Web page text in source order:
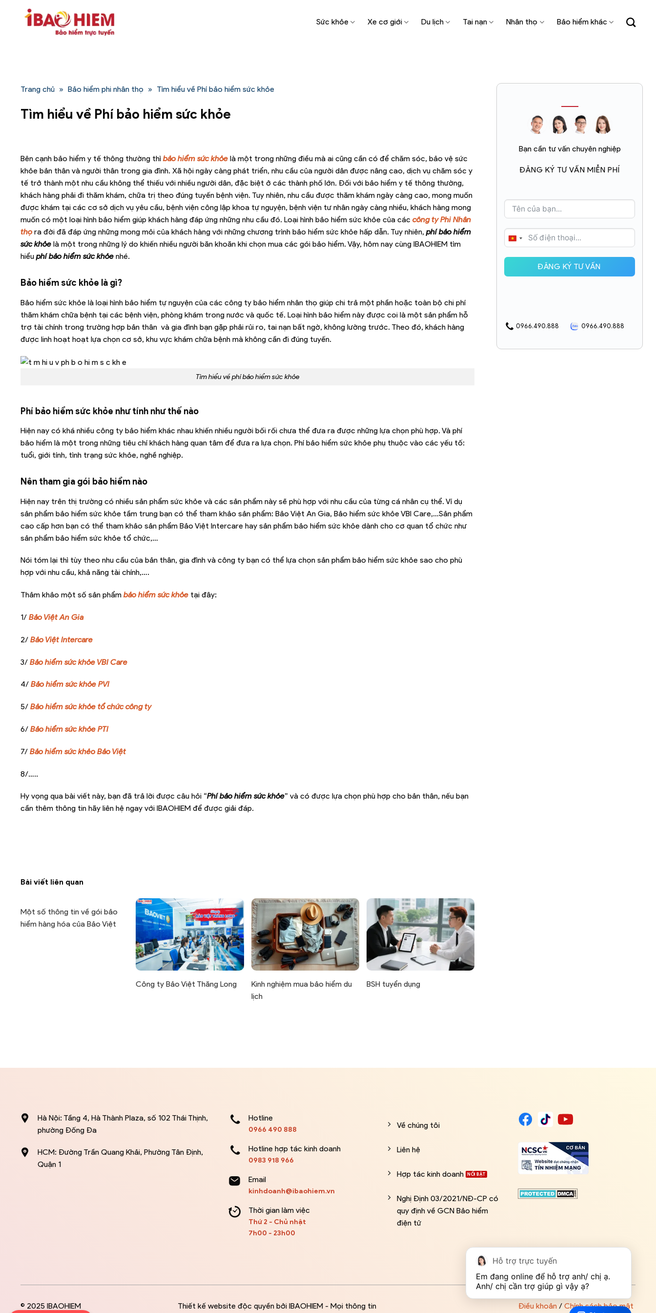
Sức khỏe Xe cơ giới Du lịch Tai nạn Nhân thọ Bảo hiểm khác
Trang chủ » Bảo hiểm phi nhân thọ » Tìm hiểu về Phí bảo hiểm sức khỏe
Tìm hiểu về Phí bảo hiểm sức khỏe
Bên cạnh bảo hiểm y tế thông thường thì bảo hiểm sức khỏe là một trong những điều mà ai cũng cần có để chăm sóc, bảo vệ sức
khỏe bản thân và người thân trong gia đình. Xã hội ngày càng phát triển, nhu cầu của người dân được nâng cao, dịch vụ chăm sóc y
tế trở thành một nhu cầu không thể thiếu với nhiều người dân, đặc biệt ở các thành phố lớn. Đối với bảo hiểm y tế thông thường,
khách hàng phải đi thăm khám, chữa trị theo đúng tuyến bệnh viện. Tuy nhiên, nhu cầu được thăm khám ngày càng cao, mong muốn
được khám tại các cơ sở dịch vụ yêu cầu, bệnh viện công lập khoa tự nguyện, bệnh viện tư nhân ngày càng nhiều, khách hàng mong
muốn có một loại hình bảo hiểm giúp khách hàng đáp ứng những nhu cầu đó. Loại hình bảo hiểm sức khỏe của các công ty Phi Nhân
thọ ra đời đã đáp ứng những mong mỏi của khách hàng với những chương trình bảo hiểm sức khỏe hấp dẫn. Tuy nhiên, phí bảo hiểm
sức khỏe là một trong những lý do khiến nhiều người băn khoăn khi chọn mua các gói bảo hiểm. Vậy, hôm nay cùng IBAOHIEM tìm
hiểu phí bảo hiểm sức khỏe nhé.
Bảo hiểm sức khỏe là gì?
Bảo hiểm sức khỏe là loại hình bảo hiểm tự nguyện của các công ty bảo hiểm nhân thọ giúp chi trả một phần hoặc toàn bộ chi phí
thăm khám chữa bệnh tại các bệnh viện, phòng khám trong nước và quốc tế. Loại hình bảo hiểm này được coi là một sản phẩm hỗ
trợ tài chính trong trường hợp bản thân và gia đình bạn gặp phải rủi ro, tai nạn bất ngờ, không lường trước. Theo đó, khách hàng
được linh hoạt hoạt lựa chọn cơ sở, khu vực khám chữa bệnh mà không cần đi đúng tuyến.
Tìm hiểu về phí bảo hiểm sức khỏe
Phí bảo hiểm sức khỏe như tính như thế nào
Hiện nay có khá nhiều công ty bảo hiểm khác nhau khiến nhiều người bối rối chưa thể đưa ra được những lựa chọn phù hợp. Và phí
bảo hiểm là một trong những tiêu chí khách hàng quan tâm để đưa ra lựa chọn. Phí bảo hiểm sức khỏe phụ thuộc vào các yếu tố:
tuổi, giới tính, tình trạng sức khỏe, nghề nghiệp.
Nên tham gia gói bảo hiểm nào
Hiện nay trên thị trường có nhiều sản phẩm sức khỏe và các sản phẩm này sẽ phù hợp với nhu cầu của từng cá nhân cụ thể. Ví dụ
sản phẩm bảo hiểm sức khỏe tầm trung bạn có thể tham khảo sản phẩm: Bảo Việt An Gia, Bảo hiểm sức khỏe VBI Care,…Sản phẩm
cao cấp hơn bạn có thể tham khảo sản phẩm Bảo Việt Intercare hay sản phẩm bảo hiểm sức khỏe dành cho cơ quan tổ chức như
sản phẩm bảo hiểm sức khỏe tổ chức,…
Nói tóm lại thì tùy theo nhu cầu của bản thân, gia đình và công ty bạn có thể lựa chọn sản phẩm bảo hiểm sức khỏe sao cho phù
hợp với nhu cầu, khả năng tài chính,….
Thảm khảo một số sản phẩm bảo hiểm sức khỏe tại đây:
1/ Bảo Việt An Gia
2/ Bảo Việt Intercare
3/ Bảo hiểm sức khỏe VBI Care
4/ Bảo hiểm sức khỏe PVI
5/ Bảo hiểm sức khỏe tổ chức công ty
6/ Bảo hiểm sức khỏe PTI
7/ Bảo hiểm sức khẻo Bảo Việt
8/…..
Hy vọng qua bài viết này, bạn đã trả lời được câu hỏi “Phí bảo hiểm sức khỏe” và có được lựa chọn phù hợp cho bản thân, nếu bạn
cần thêm thông tin hãy liên hệ ngay với IBAOHIEM để được giải đáp.
Bài viết liên quan
Một số thông tin về gói bảo
hiểm hàng hóa của Bảo Việt
Công ty Bảo Việt Thăng Long
Kinh nghiệm mua bảo hiểm du
lịch
BSH tuyển dụng
Bạn cần tư vấn chuyên nghiệp
ĐĂNG KÝ TƯ VẤN MIỄN PHÍ
VIETNAM
ĐĂNG KÝ TƯ VẤN
0966.490.888 0966.490.888
Hà Nội: Tầng 4, Hà Thành Plaza, số 102 Thái Thịnh,
phường Đống Đa
HCM: Đường Trần Quang Khải, Phường Tân Định,
Quận 1
Hotline
0966 490 888
Hotline hợp tác kinh doanh
0983 918 966
Email
kinhdoanh@ibaohiem.vn
Thời gian làm việc
Thứ 2 - Chủ nhật
7h00 - 23h00
Về chúng tôi
Liên hệ
Hợp tác kinh doanh
Nghị Định 03/2021/NĐ-CP có
quy định về GCN Bảo hiểm
điện tử
© 2025 IBAOHIEM Thiết kế website độc quyền bởi IBAOHIEM - Mọi thông tin Điều khoản / Chính sách bảo mật
Hỗ trợ trực tuyến
Em đang online để hỗ trợ anh/ chị ạ.
Anh/ chị cần trợ giúp gì vậy ạ?